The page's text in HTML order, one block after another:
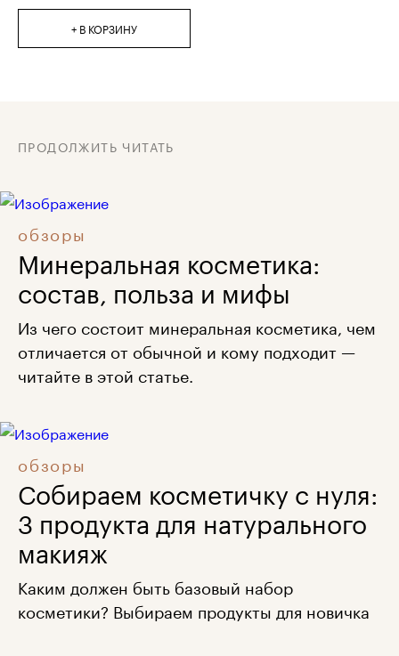
+ В КОРЗИНУ
ПРОДОЛЖИТЬ ЧИТАТЬ
обзоры
Минеральная косметика:
состав, польза и мифы
Из чего состоит минеральная косметика, чем
отличается от обычной и кому подходит —
читайте в этой статье.
обзоры
Собираем косметичку с нуля:
3 продукта для натурального
макияж
Каким должен быть базовый набор
косметики? Выбираем продукты для новичка